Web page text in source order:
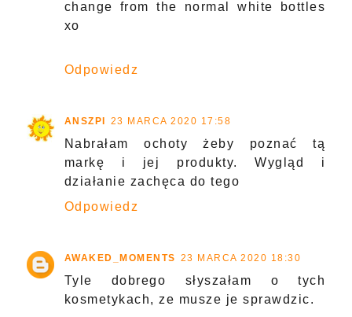
change from the normal white bottles
xo
Odpowiedz
ANSZPI 23 MARCA 2020 17:58
Nabrałam ochoty żeby poznać tą
markę i jej produkty. Wygląd i
działanie zachęca do tego
Odpowiedz
AWAKED_MOMENTS 23 MARCA 2020 18:30
Tyle dobrego słyszałam o tych
kosmetykach, ze musze je sprawdzic.